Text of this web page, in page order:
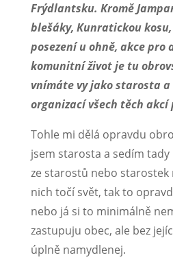
Frýdlantsku. Kromě
blešáky, Kunratickou
posezení u ohně, akce pro
komunitní život je tu
vnímáte vy jako starosta a
organizací všech těch akcí
Tohle mi dělá opravdu
jsem starosta a sedím tady
ze starostů nebo starostek
nich točí svět, tak to
nebo já si to minimálně
zastupuju obec, ale bez
úplně namydlenej.